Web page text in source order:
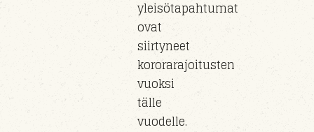
yleisötapahtumat
ovat
siirtyneet
kororarajoitusten
vuoksi
tälle
vuodelle.